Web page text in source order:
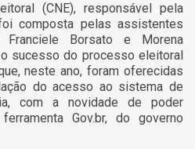
(CNE), responsável pela
composta pelas assistentes
Franciele Borsato e Morena
sucesso do processo eleitoral
neste ano, foram oferecidas
do acesso ao sistema de
com a novidade de poder
Gov.br, do governo